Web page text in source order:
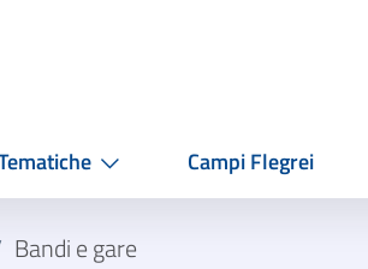
Campi Flegrei
Bandi e gare